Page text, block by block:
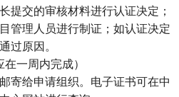
提交的审核材料进行认证决定；
管理人员进行制证；如认证决定
过原因。
一周内完成）
寄给申请组织。电子证书可在中